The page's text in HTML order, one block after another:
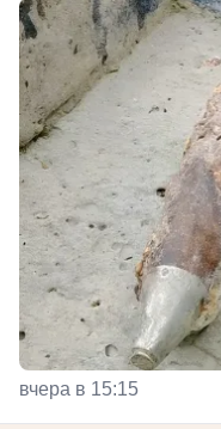
вчера в 15:15